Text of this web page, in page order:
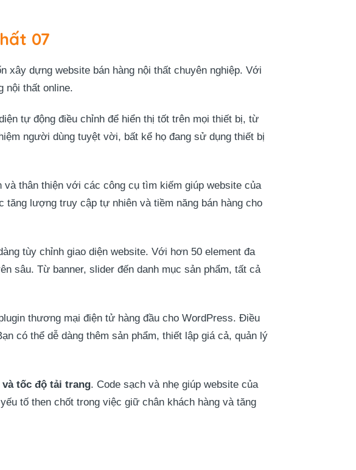
07
xây dựng website bán hàng nội thất chuyên nghiệp. Với
nội thất online.
tự động điều chỉnh để hiển thị tốt trên mọi thiết bị, từ
người dùng tuyệt vời, bất kể họ đang sử dụng thiết bị
thân thiện với các công cụ tìm kiếm giúp website của
lượng truy cập tự nhiên và tiềm năng bán hàng cho
tùy chỉnh giao diện website. Với hơn 50 element đa
sâu. Từ banner, slider đến danh mục sản phẩm, tất cả
thương mại điện tử hàng đầu cho WordPress. Điều
có thể dễ dàng thêm sản phẩm, thiết lập giá cả, quản lý
và tốc độ tải trang. Code sạch và nhẹ giúp website của
tố then chốt trong việc giữ chân khách hàng và tăng